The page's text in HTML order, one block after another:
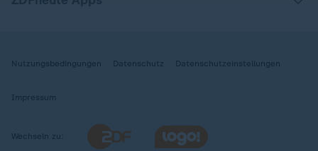
Nutzungsbedingungen Datenschutz Datenschutzeinstellungen
Impressum
Wechseln zu: